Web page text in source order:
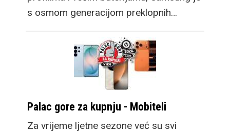
s osmom generacijom preklopnih…
Palac gore za kupnju - Mobiteli
Za vrijeme ljetne sezone već su svi